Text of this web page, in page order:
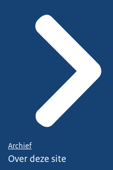
Archief
Over deze site